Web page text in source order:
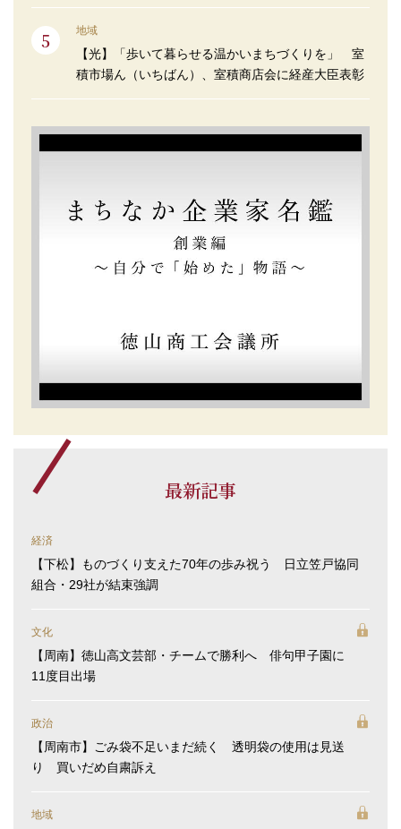
地域
【光】「歩いて暮らせる温かいまちづくりを」 室
積市場ん（いちばん）、室積商店会に経産大臣表彰
最新記事
経済
【下松】ものづくり支えた70年の歩み祝う 日立笠戸協同
組合・29社が結束強調
文化
【周南】徳山高文芸部・チームで勝利へ 俳句甲子園に
11度目出場
政治
【周南市】ごみ袋不足いまだ続く 透明袋の使用は見送
り 買いだめ自粛訴え
地域